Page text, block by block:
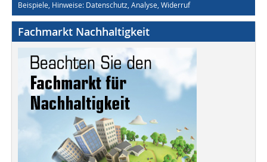
Beispiele, Hinweise: Datenschutz, Analyse, Widerruf
Fachmarkt Nachhaltigkeit